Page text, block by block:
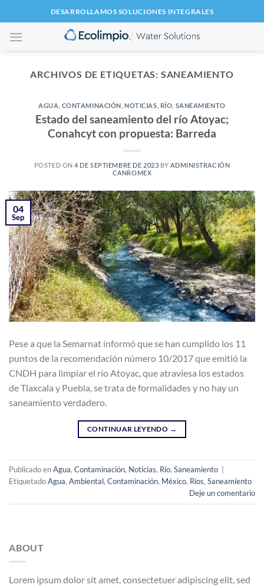
al
contenido
DESARROLLAMOS SOLUCIONES INTEGRALES
ARCHIVOS DE ETIQUETAS: SANEAMIENTO
AGUA CONTAMINACIÓN ,NOTICIAS RÍO SANEAMIENTO
Estado del saneamiento del río Atoyac;
Conahcyt con propuesta: Barreda
POSTED ON4 DE SEPTIEMBRE DE 2023 BY ADMINISTRACIÓN
CANROMEX
04
Sep
Pese a que la Semarnat informó que se han cumplido los 11
puntos de la recomendación número 10/2017 que emitió la
CNDH para limpiar el río Atoyac, que atraviesa los estados
de Tlaxcala y Puebla, se trata de formalidades y no hay un
saneamiento verdadero.
CONTINUAR LEYENDO →
Publicado enAgua, Contaminación, Noticias, Río, Saneamiento
EtiquetadoAgua, Ambiental, Contaminación, México, Ríos, Saneamiento
Deje un comentario
ABOUT
Lorem ipsum dolor sit amet, consectetuer adipiscing elit, sed